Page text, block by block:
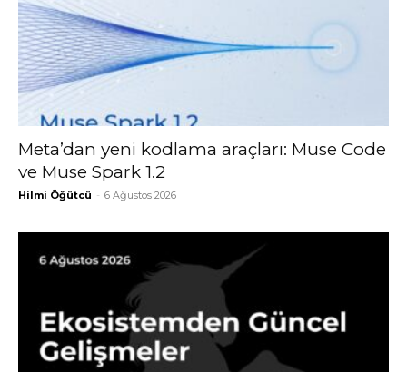
Meta’dan yeni kodlama araçları: Muse Code
ve Muse Spark 1.2
Hilmi Öğütcü - 6 Ağustos 2026